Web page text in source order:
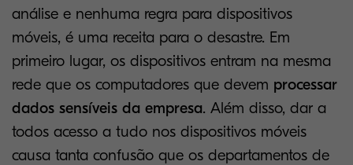
análise e nenhuma regra para dispositivos
móveis, é uma receita para o desastre. Em
primeiro lugar, os dispositivos entram na mesma
rede que os computadores que devem processar
dados sensíveis da empresa. Além disso, dar a
todos acesso a tudo nos dispositivos móveis
causa tanta confusão que os departamentos de